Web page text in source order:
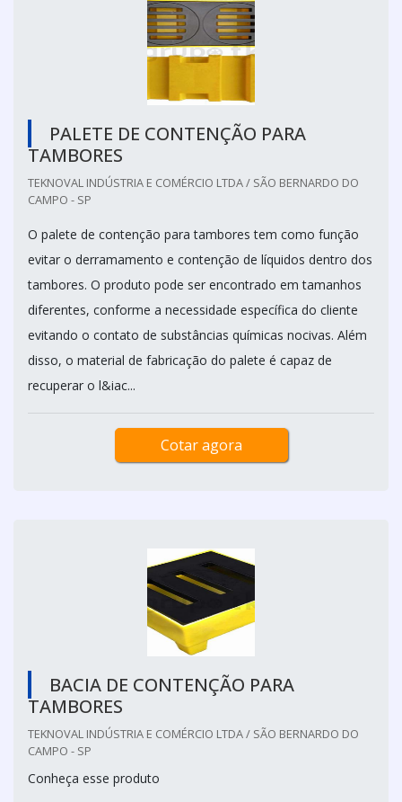
PALETE DE CONTENÇÃO PARA
TAMBORES
TEKNOVAL INDÚSTRIA E COMÉRCIO LTDA / SÃO BERNARDO DO
CAMPO - SP
O palete de contenção para tambores tem como função
evitar o derramamento e contenção de líquidos dentro dos
tambores. O produto pode ser encontrado em tamanhos
diferentes, conforme a necessidade específica do cliente
evitando o contato de substâncias químicas nocivas. Além
disso, o material de fabricação do palete é capaz de
recuperar o l&iac...
Cotar agora
BACIA DE CONTENÇÃO PARA
TAMBORES
TEKNOVAL INDÚSTRIA E COMÉRCIO LTDA / SÃO BERNARDO DO
CAMPO - SP
Conheça esse produto